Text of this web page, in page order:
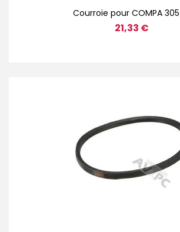
Courroie pour COMPA
21,33 €